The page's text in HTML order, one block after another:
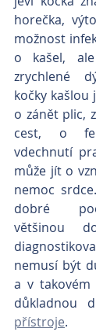
horečka,
možnost
o kašel,
zrychlené
kočky kašlou
o zánět plic,
cest, o
vdechnutí
může jít o
nemoc
dobré
většinou
nemusí být
a v takovém
důkladnou
přístroje.